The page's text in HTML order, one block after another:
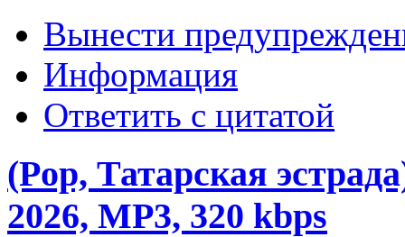
Вынести
Информация
Ответить с цитатой
(Pop, Татарская
2026, MP3, 320 kbps